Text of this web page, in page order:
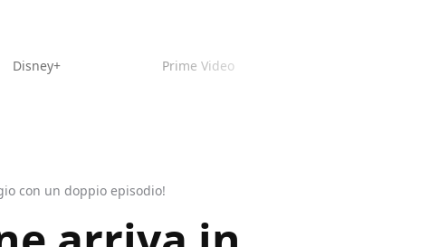
Disney+ Prime Video
con un doppio episodio!